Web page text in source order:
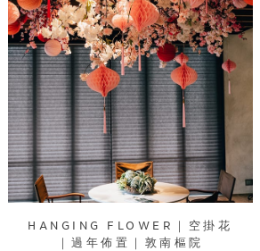
HANGING FLOWER｜空掛花
｜過年佈置｜敦南樞院